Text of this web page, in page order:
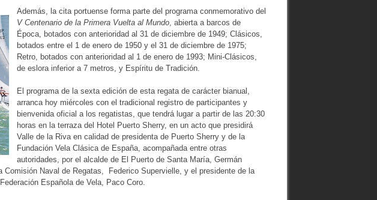
Además, la cita portuense forma parte del programa conmemorativo del
V Centenario de la Primera Vuelta al Mundo , abierta a barcos de
Época, botados con anterioridad al 31 de diciembre de 1949; Clásicos,
botados entre el 1 de enero de 1950 y el 31 de diciembre de 1975;
Retro, botados con anterioridad al 1 de enero de 1993; Mini-Clásicos,
de eslora inferior a 7 metros, y Espíritu de Tradición.
El programa de la sexta edición de esta regata de carácter bianual,
arranca hoy miércoles con el tradicional registro de participantes y
bienvenida oficial a los regatistas, que tendrá lugar a partir de las 20:30
horas en la terraza del Hotel Puerto Sherry, en un acto que presidirá
Valle de la Riva en calidad de presidenta de Puerto Sherry y de la
Fundación Vela Clásica de España, acompañada entre otras
autoridades, por el alcalde de El Puerto de Santa María, Germán
Comisión Naval de Regatas, Federico Supervielle, y el presidente de la
Española de Vela, Paco Coro.